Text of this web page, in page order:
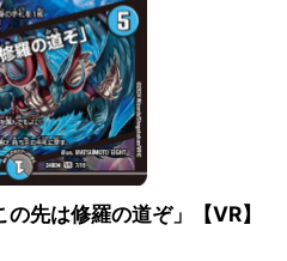
先は修羅の道ぞ」【VR】